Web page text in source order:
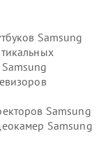
Samsung
Samsung
Samsung